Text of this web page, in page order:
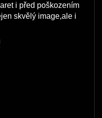
i před poškozením
skvělý image,ale i